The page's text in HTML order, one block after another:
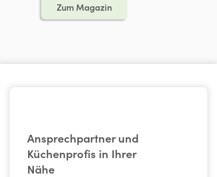
Zum Magazin
Ansprechpartner und
Küchenprofis in Ihrer
Nähe